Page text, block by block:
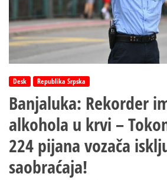
Desk Republika Srpska
Banjaluka: Rekorder
alkohola u krvi –
224 pijana vozača
saobraćaja!